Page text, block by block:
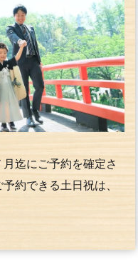
迄にご予約を確定さ
約できる土日祝は、